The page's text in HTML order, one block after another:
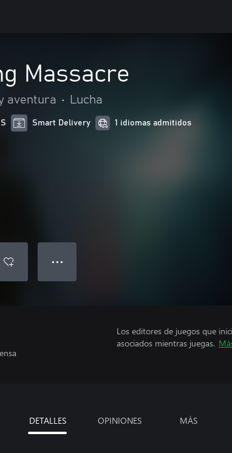
Massacre
aventura • Lucha
Smart Delivery 1 idiomas admitidos
● ● ●
Los editores de juegos que
asociados mientras juegas.
DETALLES OPINIONES MÁS